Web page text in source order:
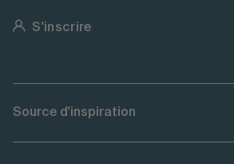
S'inscrire
Source d'inspiration